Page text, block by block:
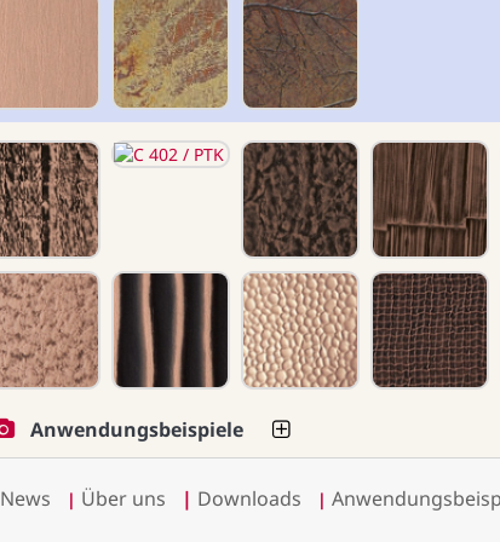
Anwendungsbeispiele
News | Über uns | Downloads |